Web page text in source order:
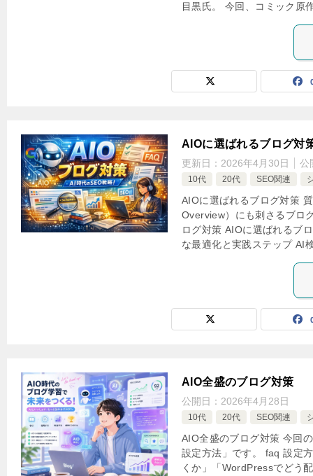
目黒氏。 今回、コミック原
AIOに選ばれるブログ対
更新日： 2026年4月30日 公
10代 20代 SEO関連
AIOに選ばれるブログ対策
Overview）にも刺さるブロ
ログ対策 AIOに選ばれるブ
な最適化と実践ステップ AI
AIO全盛のブログ対策
公開日： 2026年4月28日
10代 20代 SEO関連
AIO全盛のブログ対策 今回
設定方法」です。 faq 設定
くか」「WordPressでどう